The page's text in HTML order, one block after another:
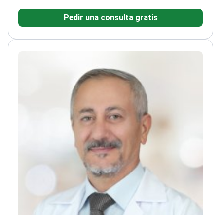
otorrinolaringología y estética facialCompletó su
formación especializada en otorrinolaringología en el
AntalyaMiembro de la Cámara Médica de Antalya y
de la Asociación Turca de Cirugía Plástica FacialSe
centra en la atención personalizada tanto para
necesidades médicas como cosméticas
Pedir una consulta gratis